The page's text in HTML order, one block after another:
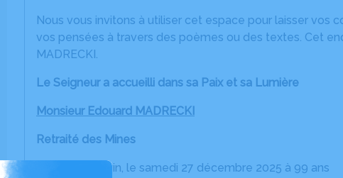
Nous vous invitons à utiliser cet espace pour laisser vos
vos pensées à travers des poèmes ou des textes. Cet
MADRECKI.
Le Seigneur a accueilli dans sa Paix et sa Lumière
Monsieur Edouard MADRECKI
Retraité des Mines
décédé à Liévin, le samedi 27 décembre 2025 à 99 ans